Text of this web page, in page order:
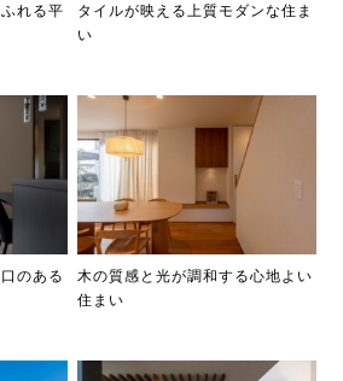
れる平
タイルが映える上質モダンな住ま
い
のある
木の質感と光が調和する心地よい
住まい